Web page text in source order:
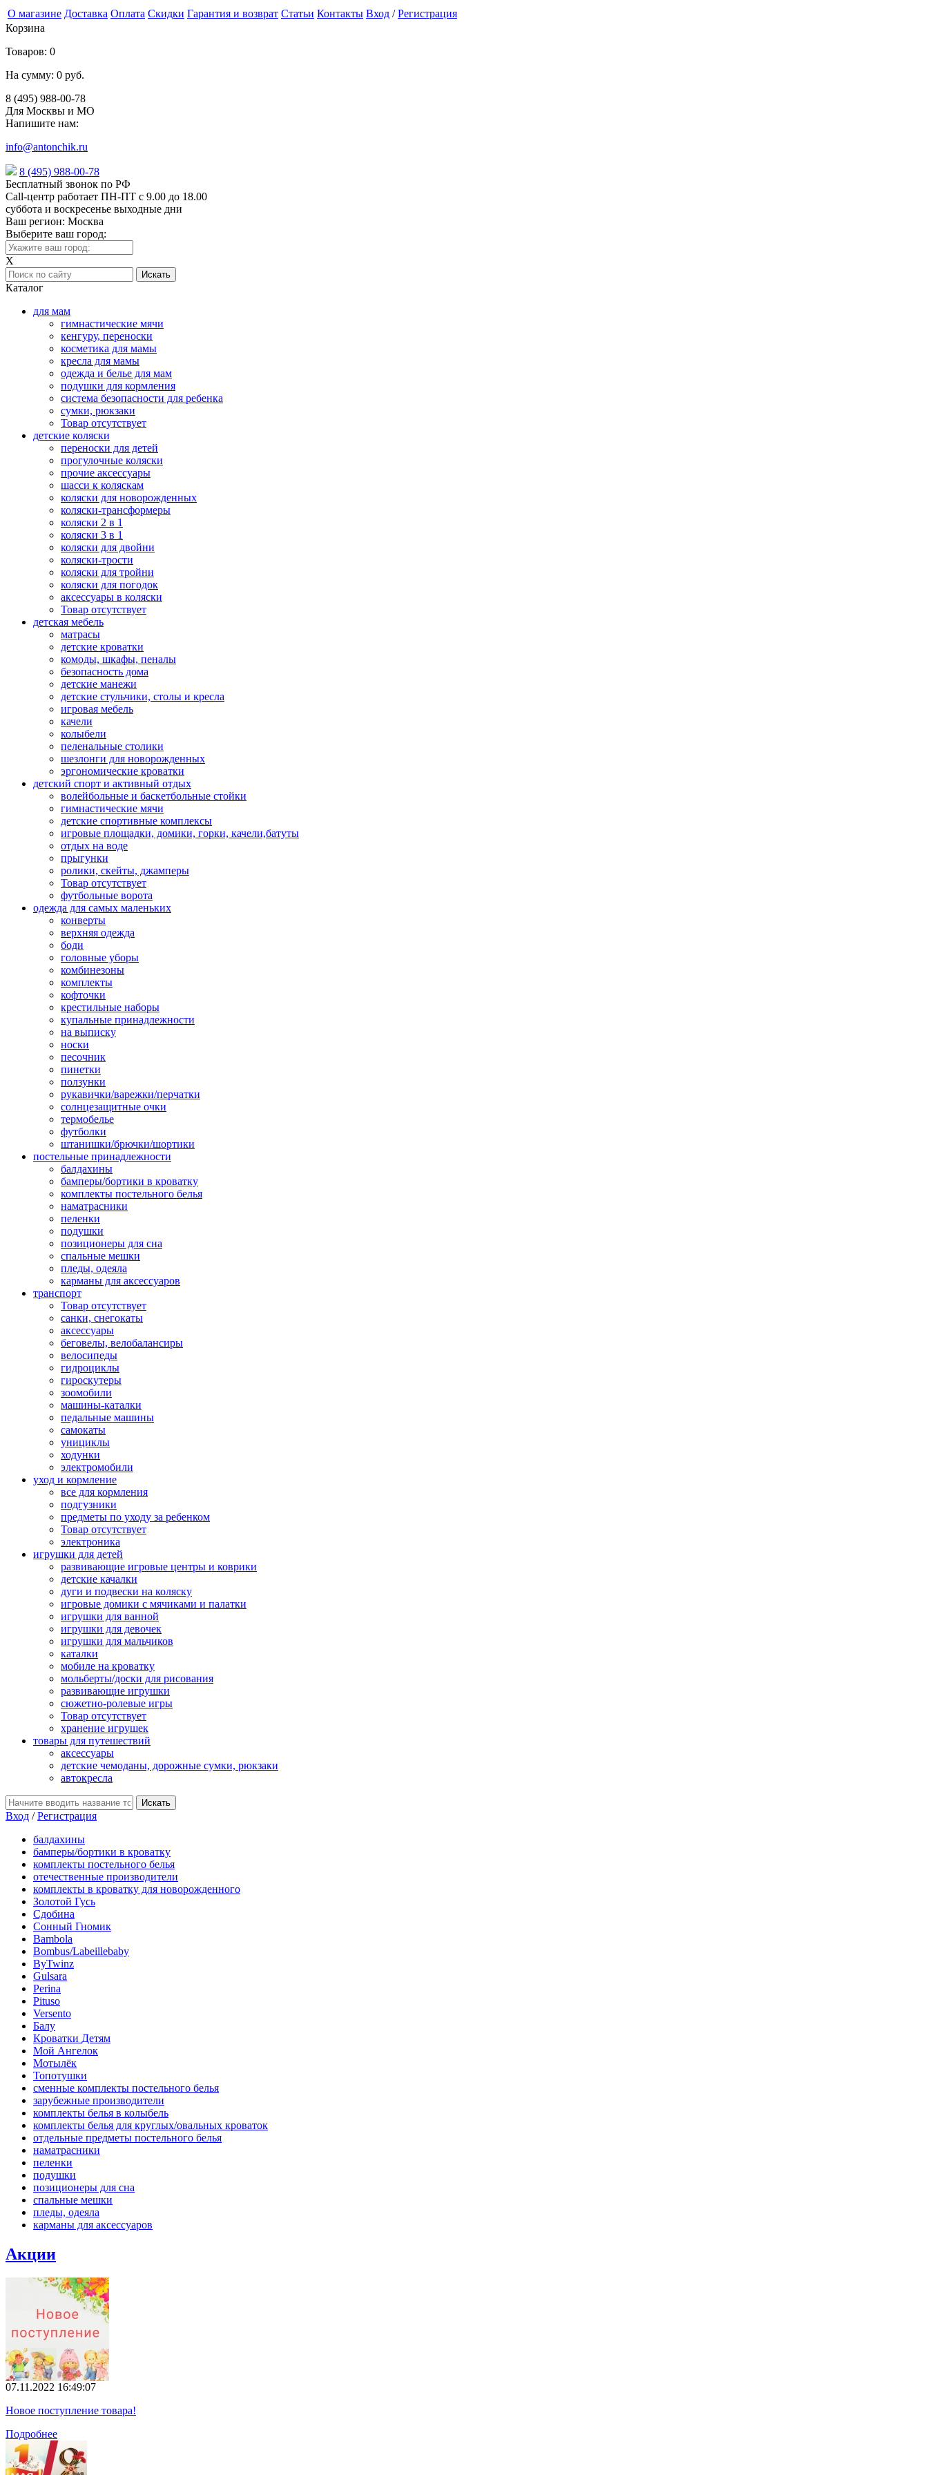
О магазине Доставка Оплата Скидки Гарантия и возврат Статьи Контакты Вход /Регистрация
Корзина
Товаров: 0
На сумму: 0 руб.
8 (495) 988-00-78
Для Москвы и МО
Напишите нам:
info@antonchik.ru
8 (495) 988-00-78
Бесплатный звонок по РФ
Call-центр работает ПН-ПТ с 9.00 до 18.00
суббота и воскресенье выходные дни
Ваш регион: Москва
Выберите ваш город:
X
Каталог
для мам
гимнастические мячи
кенгуру, переноски
косметика для мамы
кресла для мамы
одежда и белье для мам
подушки для кормления
система безопасности для ребенка
сумки, рюкзаки
Товар отсутствует
детские коляски
переноски для детей
прогулочные коляски
прочие аксессуары
шасси к коляскам
коляски для новорожденных
коляски-трансформеры
коляски 2 в 1
коляски 3 в 1
коляски для двойни
коляски-трости
коляски для тройни
коляски для погодок
аксессуары в коляски
Товар отсутствует
детская мебель
матрасы
детские кроватки
комоды, шкафы, пеналы
безопасность дома
детские манежи
детские стульчики, столы и кресла
игровая мебель
качели
колыбели
пеленальные столики
шезлонги для новорожденных
эргономические кроватки
детский спорт и активный отдых
волейбольные и баскетбольные стойки
гимнастические мячи
детские спортивные комплексы
игровые площадки, домики, горки, качели,батуты
отдых на воде
прыгунки
ролики, скейты, джамперы
Товар отсутствует
футбольные ворота
одежда для самых маленьких
конверты
верхняя одежда
боди
головные уборы
комбинезоны
комплекты
кофточки
крестильные наборы
купальные принадлежности
на выписку
носки
песочник
пинетки
ползунки
рукавички/варежки/перчатки
солнцезащитные очки
термобелье
футболки
штанишки/брючки/шортики
постельные принадлежности
балдахины
бамперы/бортики в кроватку
комплекты постельного белья
наматрасники
пеленки
подушки
позиционеры для сна
спальные мешки
пледы, одеяла
карманы для аксеcсуаров
транспорт
Товар отсутствует
санки, снегокаты
аксессуары
беговелы, велобалансиры
велосипеды
гидроциклы
гироскутеры
зоомобили
машины-каталки
педальные машины
самокаты
унициклы
ходунки
электромобили
уход и кормление
все для кормления
подгузники
предметы по уходу за ребенком
Товар отсутствует
электроника
игрушки для детей
развивающие игровые центры и коврики
детские качалки
дуги и подвески на коляску
игровые домики с мячиками и палатки
игрушки для ванной
игрушки для девочек
игрушки для мальчиков
каталки
мобиле на кроватку
мольберты/доски для рисования
развивающие игрушки
сюжетно-ролевые игры
Товар отсутствует
хранение игрушек
товары для путешествий
аксессуары
детские чемоданы, дорожные сумки, рюкзаки
автокресла
Вход /Регистрация
балдахины
бамперы/бортики в кроватку
комплекты постельного белья
отечественные производители
комплекты в кроватку для новорожденного
Золотой Гусь
Сдобина
Сонный Гномик
Bambola
Bombus/Labeillebaby
ByTwinz
Gulsara
Perina
Pituso
Versento
Балу
Кроватки Детям
Мой Ангелок
Мотылёк
Топотушки
сменные комплекты постельного белья
зарубежные производители
комплекты белья в колыбель
комплекты белья для круглых/овальных кроваток
отдельные предметы постельного белья
наматрасники
пеленки
подушки
позиционеры для сна
спальные мешки
пледы, одеяла
карманы для аксеcсуаров
Акции
07.11.2022 16:49:07
Новое поступление товара!
Подробнее